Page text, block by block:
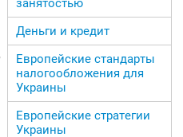
занятостью
Деньги и кредит
Европейские стандарты
налогообложения для
Украины
Европейские стратегии
Украины